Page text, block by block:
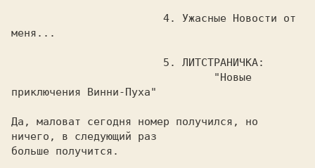
меня...
приключения Винни-Пуха"
Да, маловат сегодня номер получился, но
ничего, в следующий раз
больше получится.